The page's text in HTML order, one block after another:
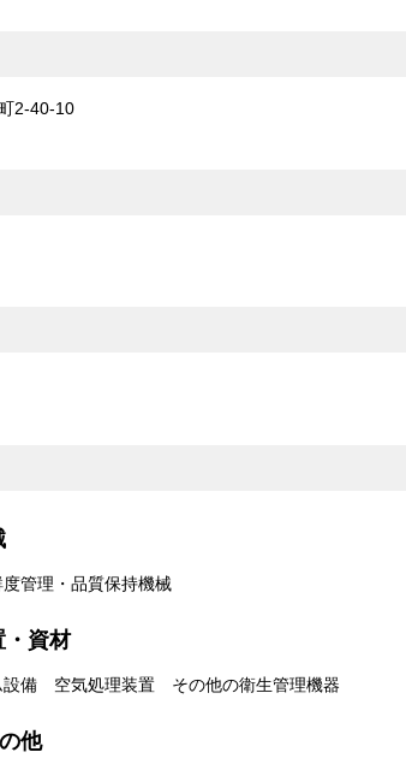
2-40-10
管理・品質保持機械
・資材
設備 空気処理装置 その他の衛生管理機器
他